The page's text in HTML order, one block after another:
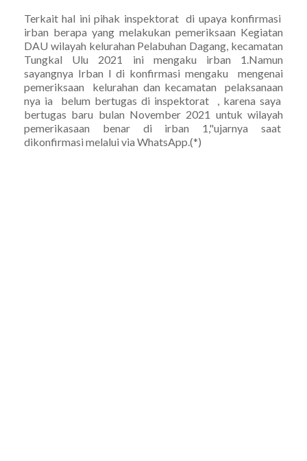
Terkait hal ini pihak inspektorat di upaya konfirmasi
irban berapa yang melakukan pemeriksaan Kegiatan
DAU wilayah kelurahan Pelabuhan Dagang, kecamatan
Tungkal Ulu 2021 ini mengaku irban 1.Namun
sayangnya Irban l di konfirmasi mengaku mengenai
pemeriksaan kelurahan dan kecamatan pelaksanaan
nya ia belum bertugas di inspektorat , karena saya
bertugas baru bulan November 2021 untuk wilayah
pemerikasaan benar di irban 1,"ujarnya saat
dikonfirmasi melalui via WhatsApp.(*)